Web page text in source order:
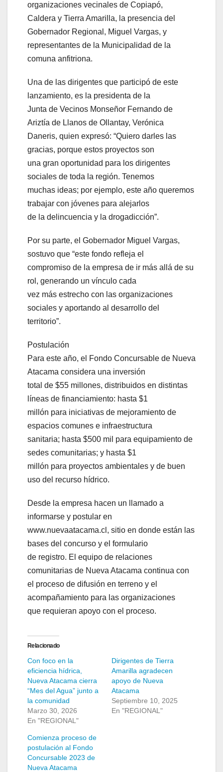
organizaciones vecinales de Copiapó,
Caldera y Tierra Amarilla, la presencia del
Gobernador Regional, Miguel Vargas, y
representantes de la Municipalidad de la
comuna anfitriona.
Una de las dirigentes que participó de este
lanzamiento, es la presidenta de la
Junta de Vecinos Monseñor Fernando de
Ariztía de Llanos de Ollantay, Verónica
Daneris, quien expresó: “Quiero darles las
gracias, porque estos proyectos son
una gran oportunidad para los dirigentes
sociales de toda la región. Tenemos
muchas ideas; por ejemplo, este año queremos
trabajar con jóvenes para alejarlos
de la delincuencia y la drogadicción”.
Por su parte, el Gobernador Miguel Vargas,
sostuvo que “este fondo refleja el
compromiso de la empresa de ir más allá de su
rol, generando un vínculo cada
vez más estrecho con las organizaciones
sociales y aportando al desarrollo del
territorio”.
Postulación
Para este año, el Fondo Concursable de Nueva
Atacama considera una inversión
total de $55 millones, distribuidos en distintas
líneas de financiamiento: hasta $1
millón para iniciativas de mejoramiento de
espacios comunes e infraestructura
sanitaria; hasta $500 mil para equipamiento de
sedes comunitarias; y hasta $1
millón para proyectos ambientales y de buen
uso del recurso hídrico.
Desde la empresa hacen un llamado a
informarse y postular en
www.nuevaatacama.cl, sitio en donde están las
bases del concurso y el formulario
de registro. El equipo de relaciones
comunitarias de Nueva Atacama continua con
el proceso de difusión en terreno y el
acompañamiento para las organizaciones
que requieran apoyo con el proceso.
Relacionado
Con foco en la
eficiencia hídrica,
Nueva Atacama cierra
“Mes del Agua” junto a
la comunidad
Marzo 30, 2026
En "REGIONAL"
Dirigentes de Tierra
Amarilla agradecen
apoyo de Nueva
Atacama
Septiembre 10, 2025
En "REGIONAL"
Comienza proceso de
postulación al Fondo
Concursable 2023 de
Nueva Atacama